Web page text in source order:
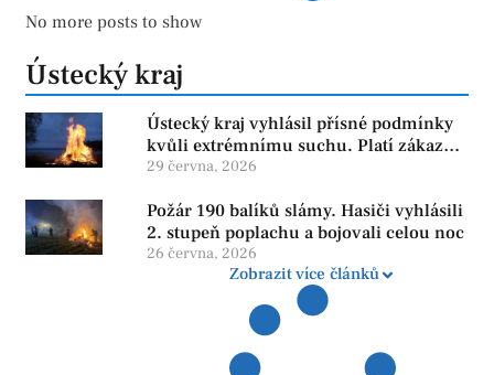
No more posts to show
Ústecký kraj
Ústecký kraj vyhlásil přísné podmínky
kvůli extrémnímu suchu. Platí zákaz
ohňů i pyrotechniky
29 června, 2026
Požár 190 balíků slámy. Hasiči vyhlásili
2. stupeň poplachu a bojovali celou noc
26 června, 2026
Zobrazit více článků